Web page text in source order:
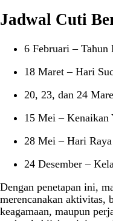
Jadwal Cuti
6 Februari –
18 Maret – Hari
20, 23, dan 24
15 Mei – Kenaikan
28 Mei – Hari
24 Desember –
Dengan penetapan ini,
merencanakan aktivitas,
keagamaan, maupun